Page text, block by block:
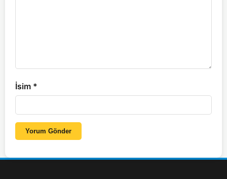
İsim *
Yorum Gönder